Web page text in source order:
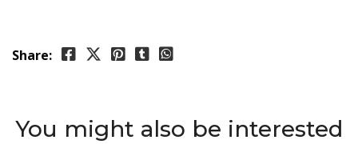
Share:
You might also be interested